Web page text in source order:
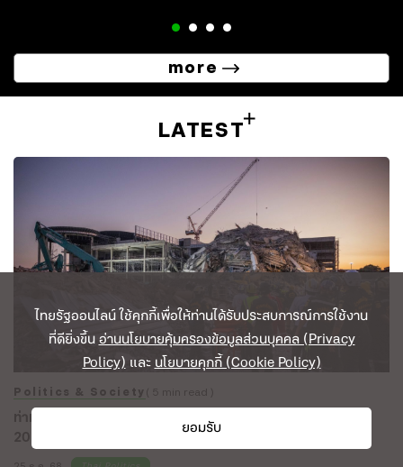
more
LATEST
Politics & Society ( 5 min read )
ท่ามกลางกระแสมากมายที่เข้ามาและผ่านไป นี่คือ 7 เรื่องของปี
2025 ที่เราไม่อยากให้ลืม
ไทยรัฐออนไลน์ ใช้คุกกี้เพื่อให้ท่านได้รับประสบการณ์การใช้งาน
ที่ดียิ่งขึ้นอ่านนโยบายคุ้มครองข้อมูลส่วนบุคคล (Privacy
Policy) และนโยบายคุกกี้ (Cookie Policy)
ยอมรับ